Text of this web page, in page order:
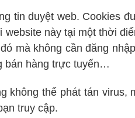
tin duyệt web. Cookies
này tại một thời
mà không cần đăng
bán hàng trực tuyến…
không thể phát tán virus,
truy cập.